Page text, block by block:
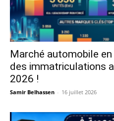
Marché automobile
des immatriculations
2026 !
Samir Belhassen - 16 juillet 2026